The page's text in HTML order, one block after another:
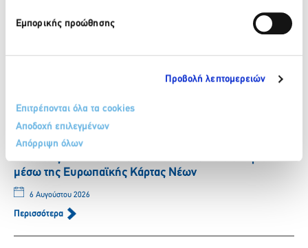
Εμπορικής προώθησης
Προβολή λεπτομερειών
Επιτρέπονται όλα τα cookies
Αποδοχή επιλεγμένων
Απόρριψη όλων
των αθλητών που στηρίζει το φυσικό μεταλλικό νερό
ΒΙΚΟΣ.
SUPERFAST FERRIES: ΔΕΛΤΙΟ ΤΥΠΟΥ – Συνεργασία
Ομίλου Attica με Ίδρυμα Νεολαίας και Δια Βίου
Μάθησης – έκπτωση 20% στα ακτοπλοϊκά εισιτήρια
μέσω της Ευρωπαϊκής Κάρτας Νέων
6 Αυγούστου 2026
Περισσότερα